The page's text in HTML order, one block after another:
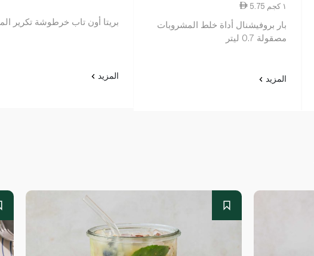
5.75 ١ كجم
بار بروفيشنال أداة خلط المشروبات
مصقولة 0.7 ليتر
المزيد
بريتا أون تاب خرطوشة تكرير
المزيد